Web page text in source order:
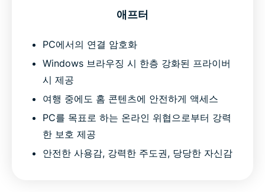
애프터
PC에서의 연결 암호화
Windows 브라우징 시 한층 강화된 프라이버
시 제공
여행 중에도 홈 콘텐츠에 안전하게 액세스
PC를 목표로 하는 온라인 위협으로부터 강력
한 보호 제공
안전한 사용감, 강력한 주도권, 당당한 자신감